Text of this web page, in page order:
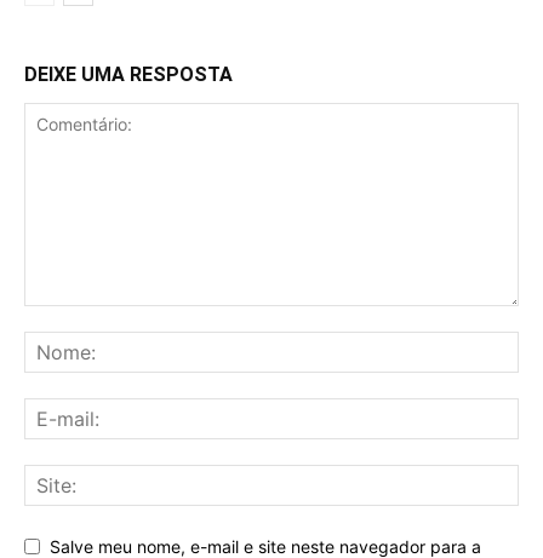
DEIXE UMA RESPOSTA
Salve meu nome, e-mail e site neste navegador para a